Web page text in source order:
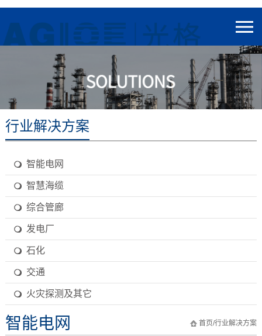
行业解决方案
智能电网
智慧海缆
综合管廊
发电厂
石化
交通
火灾探测及其它
首页/行业解决方案
智能电网